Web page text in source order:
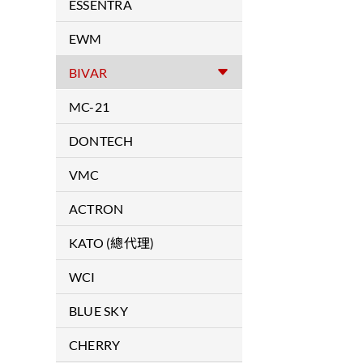
安裝工具
ESSENTRA
RICHCO / MOSS
EWM
焊接機
BIVAR
導光線材
LED燈座組裝配件
各式SMD-LED
LED照明模組
各式LED支撐座
PCB機械封裝配件
MC-21
複合材料
DONTECH
Optical Substrates &
Laminations
Colored Filters
Conductive Coatings & Fine
Wire Meshes
Dontech's VCF Series™
Transparent Conductive Films
VMC
防震產品
ACTRON
軍用滑軌 / 航空用滑軌
KATO (總代理)
無尾螺紋護套/安裝工具
WCI
COLDWORKING 增加孔周圍
硬度
BLUE SKY
軍規及航空扣件
CHERRY